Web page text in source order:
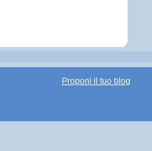
Proponi il tuo blog